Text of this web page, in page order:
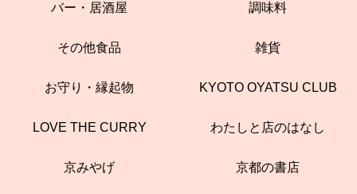
バー・居酒屋 調味料
その他食品 雑貨
お守り・縁起物 KYOTO OYATSU CLUB
LOVE THE CURRY わたしと店のはなし
京みやげ 京都の書店